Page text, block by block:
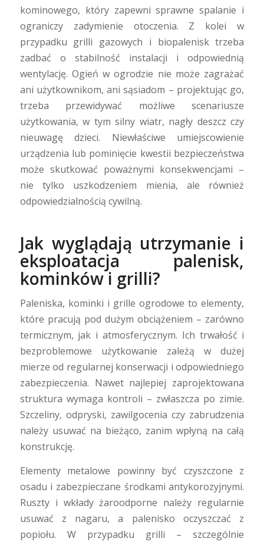
kominowego, który zapewni sprawne spalanie i
ograniczy zadymienie otoczenia. Z kolei w
przypadku grilli gazowych i biopalenisk trzeba
zadbać o stabilność instalacji i odpowiednią
wentylację. Ogień w ogrodzie nie może zagrażać
ani użytkownikom, ani sąsiadom – projektując go,
trzeba przewidywać możliwe scenariusze
użytkowania, w tym silny wiatr, nagły deszcz czy
nieuwagę dzieci. Niewłaściwe umiejscowienie
urządzenia lub pominięcie kwestii bezpieczeństwa
może skutkować poważnymi konsekwencjami –
nie tylko uszkodzeniem mienia, ale również
odpowiedzialnością cywilną.
Jak wyglądają utrzymanie i
eksploatacja palenisk,
kominków i grilli?
Paleniska, kominki i grille ogrodowe to elementy,
które pracują pod dużym obciążeniem – zarówno
termicznym, jak i atmosferycznym. Ich trwałość i
bezproblemowe użytkowanie zależą w dużej
mierze od regularnej konserwacji i odpowiedniego
zabezpieczenia. Nawet najlepiej zaprojektowana
struktura wymaga kontroli – zwłaszcza po zimie.
Szczeliny, odpryski, zawilgocenia czy zabrudzenia
należy usuwać na bieżąco, zanim wpłyną na całą
konstrukcję.
Elementy metalowe powinny być czyszczone z
osadu i zabezpieczane środkami antykorozyjnymi.
Ruszty i wkłady żaroodporne należy regularnie
usuwać z nagaru, a palenisko oczyszczać z
popiołu. W przypadku grilli – szczególnie